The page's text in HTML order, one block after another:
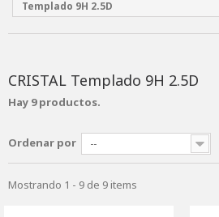
Templado 9H 2.5D
CRISTAL Templado 9H 2.5D
Hay 9 productos.
Ordenar por --
Mostrando 1 - 9 de 9 items